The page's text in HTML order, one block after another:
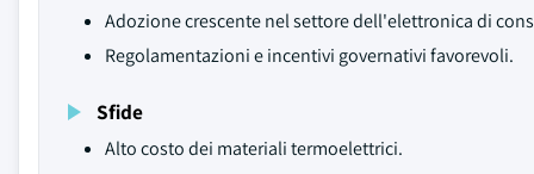
Adozione crescente nel settore dell'elettronica di
Regolamentazioni e incentivi governativi favorevoli.
Sfide
Alto costo dei materiali termoelettrici.